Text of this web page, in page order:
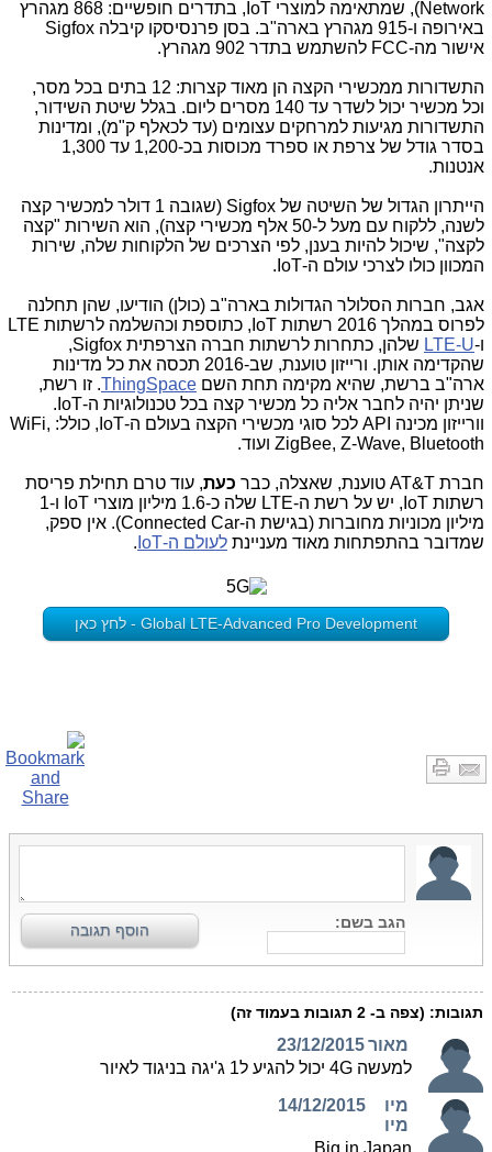
Network), שמתאימה למוצרי IoT, בתדרים חופשיים: 868 מגהרץ
באירופה ו-915 מגהרץ בארה"ב. בסן פרנסיסקו קיבלה Sigfox
אישור מה-FCC להשתמש בתדר 902 מגהרץ.
התשדורות ממכשירי הקצה הן מאוד קצרות: 12 בתים בכל מסר,
וכל מכשיר יכול לשדר עד 140 מסרים ליום. בגלל שיטת השידור,
התשדורות מגיעות למרחקים עצומים (עד לכאלף ק"מ), ומדינות
בסדר גודל של צרפת או ספרד מכוסות בכ-1,200 עד 1,300
אנטנות.
הייתרון הגדול של השיטה של Sigfox (שגובה 1 דולר למכשיר קצה
לשנה, ללקוח עם מעל ל-50 אלף מכשירי קצה), הוא השירות "קצה
לקצה", שיכול להיות בענן, לפי הצרכים של הלקוחות שלה, שירות
המכוון כולו לצרכי עולם ה-IoT.
אגב, חברות הסלולר הגדולות בארה"ב (כולן) הודיעו, שהן תחלנה
לפרוס במהלך 2016 רשתות IoT, כתוספת וכהשלמה לרשתות LTE
ו-LTE-U
שלהן, כתחרות לרשתות חברה הצרפתית Sigfox,
שהקדימה אותן. ורייזון טוענת, שב-2016 תכסה את כל מדינות
ארה"ב ברשת, שהיא מקימה תחת השם ThingSpace. זו רשת,
שניתן יהיה לחבר אליה כל מכשיר קצה בכל טכנולוגיות ה-IoT.
וורייזון מכינה API לכל סוגי מכשירי הקצה בעולם ה-IoT, כולל: WiFi,
ZigBee, Z-Wave, Bluetooth ועוד.
חברת AT&T טוענת, שאצלה, כבר כעת, עוד טרם תחילת פריסת
רשתות IoT, יש על רשת ה-LTE שלה כ-1.6 מיליון מוצרי IoT ו-1
מיליון מכוניות מחוברות (בגישת ה-Connected Car). אין ספק,
שמדובר בהתפתחות מאוד מעניינת לעולם ה-IoT .
Global LTE-Advanced Pro Development - לחץ כאן